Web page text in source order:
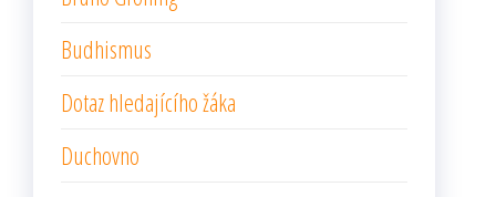
Budhismus
Dotaz hledajícího žáka
Duchovno